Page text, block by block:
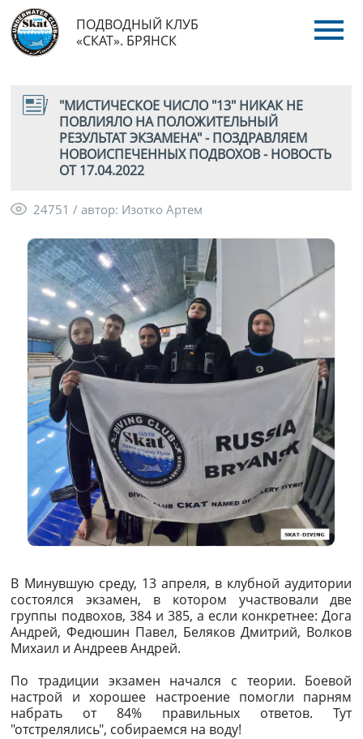
ПОДВОДНЫЙ КЛУБ
«СКАТ». БРЯНСК
"МИСТИЧЕСКОЕ ЧИСЛО "13" НИКАК НЕ
ПОВЛИЯЛО НА ПОЛОЖИТЕЛЬНЫЙ
РЕЗУЛЬТАТ ЭКЗАМЕНА" - ПОЗДРАВЛЯЕМ
НОВОИСПЕЧЕННЫХ ПОДВОХОВ - НОВОСТЬ
ОТ 17.04.2022
24751 / автор: Изотко Артем
В Минувшую среду, 13 апреля, в клубной аудитории
состоялся экзамен, в котором участвовали две
группы подвохов, 384 и 385, а если конкретнее: Дога
Андрей, Федюшин Павел, Беляков Дмитрий, Волков
Михаил и Андреев Андрей.
По традиции экзамен начался с теории. Боевой
настрой и хорошее настроение помогли парням
набрать от 84% правильных ответов. Тут
"отстрелялись", собираемся на воду!